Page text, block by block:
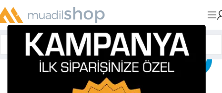
Anasayfa»Muadil Tonerler